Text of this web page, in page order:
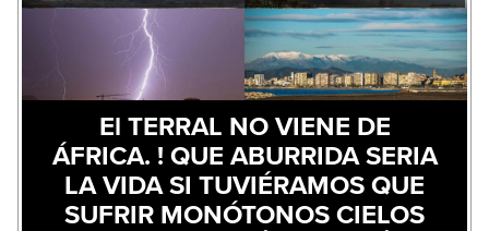
El TERRAL NO VIENE DE
ÁFRICA. ! QUE ABURRIDA SERIA
LA VIDA SI TUVIÉRAMOS QUE
SUFRIR MONÓTONOS CIELOS